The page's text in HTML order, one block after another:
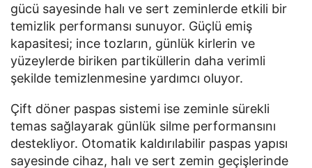
gücü sayesinde halı ve sert zeminlerde etkili bir
temizlik performansı sunuyor. Güçlü emiş
kapasitesi; ince tozların, günlük kirlerin ve
yüzeylerde biriken partiküllerin daha verimli
şekilde temizlenmesine yardımcı oluyor.
Çift döner paspas sistemi ise zeminle sürekli
temas sağlayarak günlük silme performansını
destekliyor. Otomatik kaldırılabilir paspas yapısı
sayesinde cihaz, halı ve sert zemin geçişlerinde